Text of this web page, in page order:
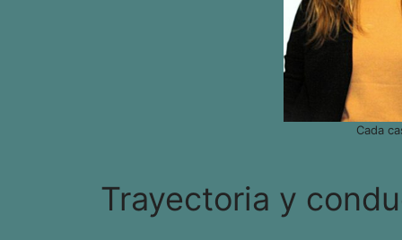
Cada
Trayectoria y